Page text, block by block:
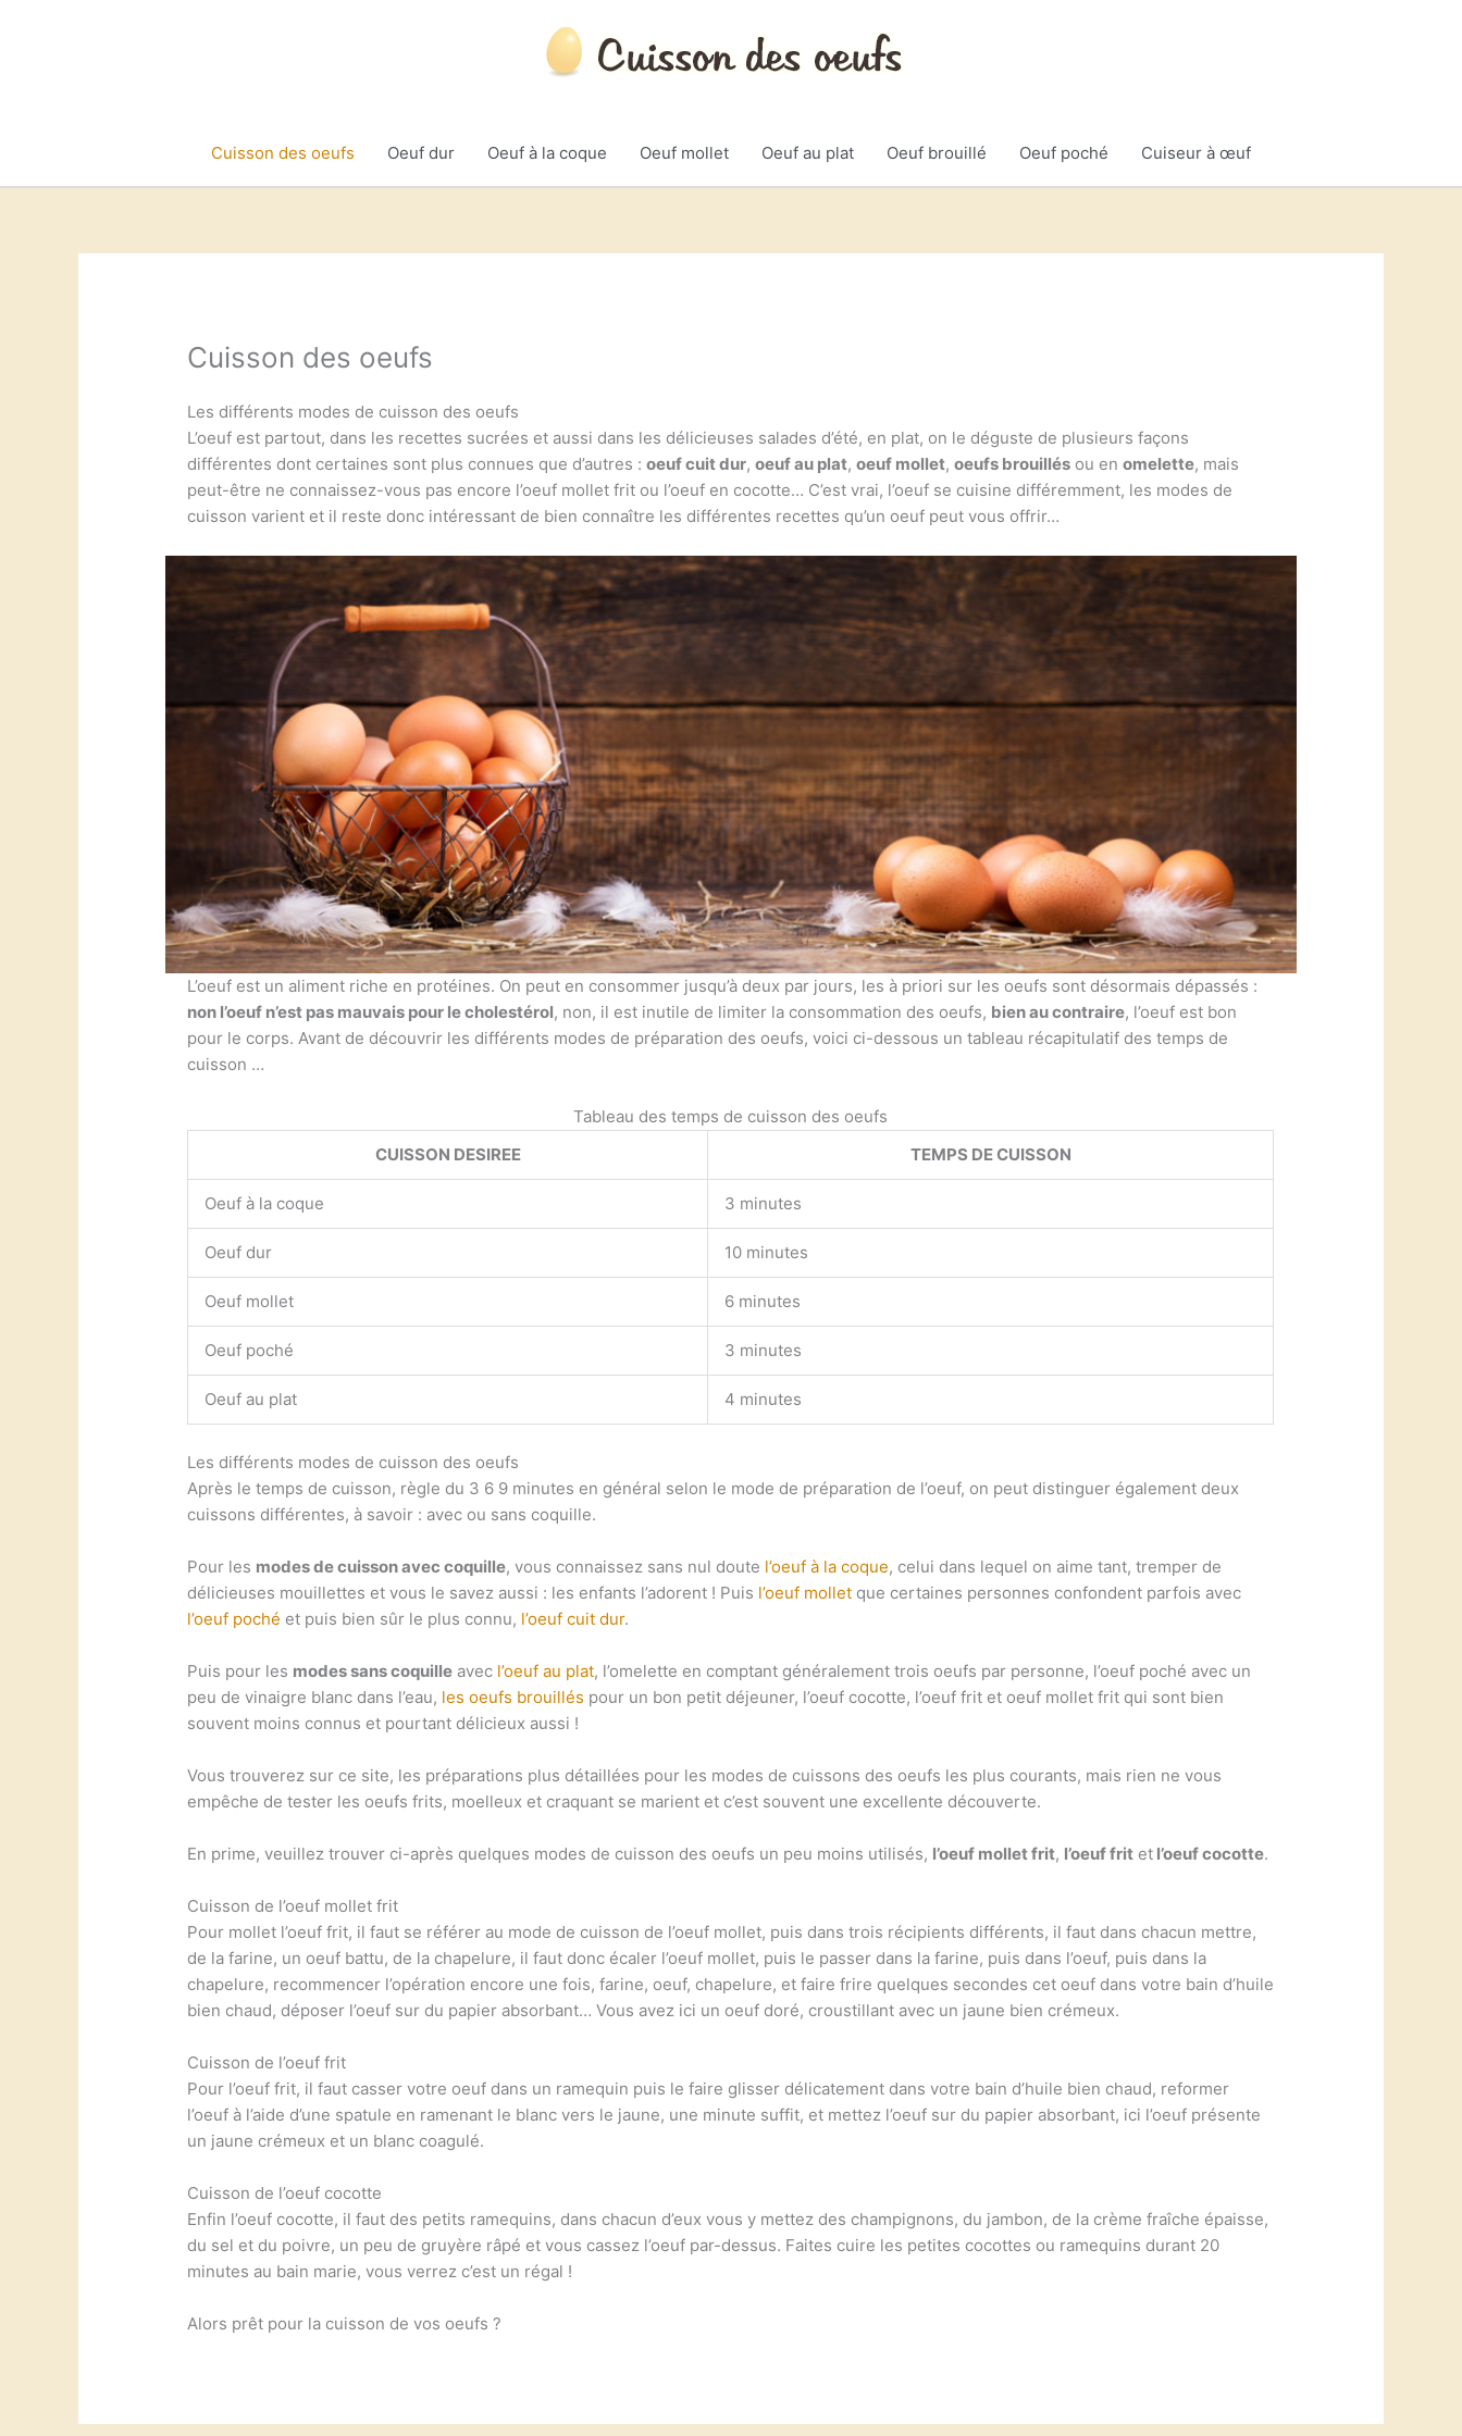
Cuisson des oeufs Oeuf dur Oeuf à la coque Oeuf mollet Oeuf au plat Oeuf brouillé Oeuf poché Cuiseur à œuf
Cuisson des oeufs
Les différents modes de cuisson des oeufs
L’oeuf est partout, dans les recettes sucrées et aussi dans les délicieuses salades d’été, en plat, on le déguste de plusieurs façons
différentes dont certaines sont plus connues que d’autres :oeuf cuit dur,oeuf au plat,oeuf mollet,oeufs brouillés ou enomelette, mais
peut-être ne connaissez-vous pas encore l’oeuf mollet frit ou l’oeuf en cocotte… C’est vrai, l’oeuf se cuisine différemment, les modes de
cuisson varient et il reste donc intéressant de bien connaître les différentes recettes qu’un oeuf peut vous offrir…
L’oeuf est un aliment riche en protéines. On peut en consommer jusqu’à deux par jours, les à priori sur les oeufs sont désormais dépassés :
non l’oeuf n’est pas mauvais pour le cholestérol, non, il est inutile de limiter la consommation des oeufs, bien au contraire, l’oeuf est bon
pour le corps. Avant de découvrir les différents modes de préparation des oeufs, voici ci-dessous un tableau récapitulatif des temps de
cuisson …
Tableau des temps de cuisson des oeufs
CUISSON DESIREE
TEMPS DE CUISSON
Oeuf à la coque 3 minutes
Oeuf dur 10 minutes
Oeuf mollet 6 minutes
Oeuf poché 3 minutes
Oeuf au plat 4 minutes
Les différents modes de cuisson des oeufs
Après le temps de cuisson, règle du 3 6 9 minutes en général selon le mode de préparation de l’oeuf, on peut distinguer également deux
cuissons différentes, à savoir : avec ou sans coquille.
Pour les modes de cuisson avec coquille, vous connaissez sans nul doute l’oeuf à la coque, celui dans lequel on aime tant, tremper de
délicieuses mouillettes et vous le savez aussi : les enfants l’adorent ! Puis l’oeuf mollet que certaines personnes confondent parfois avec
l’oeuf poché et puis bien sûr le plus connu, l’oeuf cuit dur.
Puis pour les modes sans coquille avec l’oeuf au plat, l’omelette en comptant généralement trois oeufs par personne, l’oeuf poché avec un
peu de vinaigre blanc dans l’eau, les oeufs brouillés pour un bon petit déjeuner, l’oeuf cocotte, l’oeuf frit et oeuf mollet frit qui sont bien
souvent moins connus et pourtant délicieux aussi !
Vous trouverez sur ce site, les préparations plus détaillées pour les modes de cuissons des oeufs les plus courants, mais rien ne vous
empêche de tester les oeufs frits, moelleux et craquant se marient et c’est souvent une excellente découverte.
En prime, veuillez trouver ci-après quelques modes de cuisson des oeufs un peu moins utilisés, l’oeuf mollet frit, l’oeuf frit et l’oeuf cocotte.
Cuisson de l’oeuf mollet frit
Pour mollet l’oeuf frit, il faut se référer au mode de cuisson de l’oeuf mollet, puis dans trois récipients différents, il faut dans chacun mettre,
de la farine, un oeuf battu, de la chapelure, il faut donc écaler l’oeuf mollet, puis le passer dans la farine, puis dans l’oeuf, puis dans la
chapelure, recommencer l’opération encore une fois, farine, oeuf, chapelure, et faire frire quelques secondes cet oeuf dans votre bain d’huile
bien chaud, déposer l’oeuf sur du papier absorbant… Vous avez ici un oeuf doré, croustillant avec un jaune bien crémeux.
Cuisson de l’oeuf frit
Pour l’oeuf frit, il faut casser votre oeuf dans un ramequin puis le faire glisser délicatement dans votre bain d’huile bien chaud, reformer
l’oeuf à l’aide d’une spatule en ramenant le blanc vers le jaune, une minute suffit, et mettez l’oeuf sur du papier absorbant, ici l’oeuf présente
un jaune crémeux et un blanc coagulé.
Cuisson de l’oeuf cocotte
Enfin l’oeuf cocotte, il faut des petits ramequins, dans chacun d’eux vous y mettez des champignons, du jambon, de la crème fraîche épaisse,
du sel et du poivre, un peu de gruyère râpé et vous cassez l’oeuf par-dessus. Faites cuire les petites cocottes ou ramequins durant 20
minutes au bain marie, vous verrez c’est un régal !
Alors prêt pour la cuisson de vos oeufs ?